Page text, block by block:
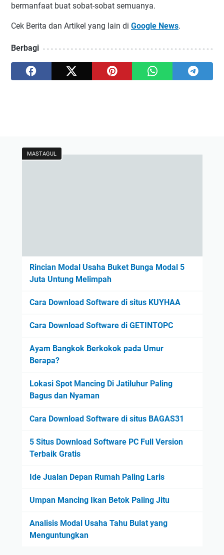
bermanfaat buat sobat-sobat semuanya.
Cek Berita dan Artikel yang lain di Google News.
Berbagi
MASTAGUL
Rincian Modal Usaha Buket Bunga Modal 5
Juta Untung Melimpah
Cara Download Software di situs KUYHAA
Cara Download Software di GETINTOPC
Ayam Bangkok Berkokok pada Umur
Berapa?
Lokasi Spot Mancing Di Jatiluhur Paling
Bagus dan Nyaman
Cara Download Software di situs BAGAS31
5 Situs Download Software PC Full Version
Terbaik Gratis
Ide Jualan Depan Rumah Paling Laris
Umpan Mancing Ikan Betok Paling Jitu
Analisis Modal Usaha Tahu Bulat yang
Menguntungkan